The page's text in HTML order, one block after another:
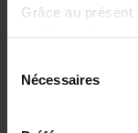
Grâce au présent
Une description
Nécessaires
votre activité.